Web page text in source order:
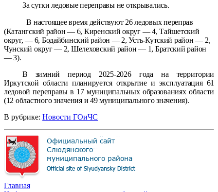
За сутки ледовые переправы не открывались.
В настоящее время действуют 26 ледовых переправ
(Катангский район — 6, Киренский округ — 4, Тайшетский
округ, — 6, Бодайбинский район — 2, Усть-Кутский район — 2,
Чунский округ — 2, Шелеховский район — 1, Братский район
— 3).
В зимний период 2025-2026 года на территории
Иркутской области планируется открытие и эксплуатация 61
ледовой переправы в 17 муниципальных образованиях области
(12 областного значения и 49 муниципального значения).
В рубрике: Новости ГОиЧС
Главная